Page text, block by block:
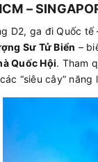
–
D2, ga đi Quốc
Sư Tử Biển –
Quốc Hội. Tham
“siêu cây”